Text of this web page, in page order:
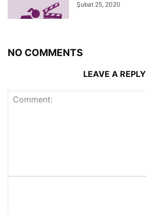
Şubat 25, 2020
NO COMMENTS
LEAVE A REPLY